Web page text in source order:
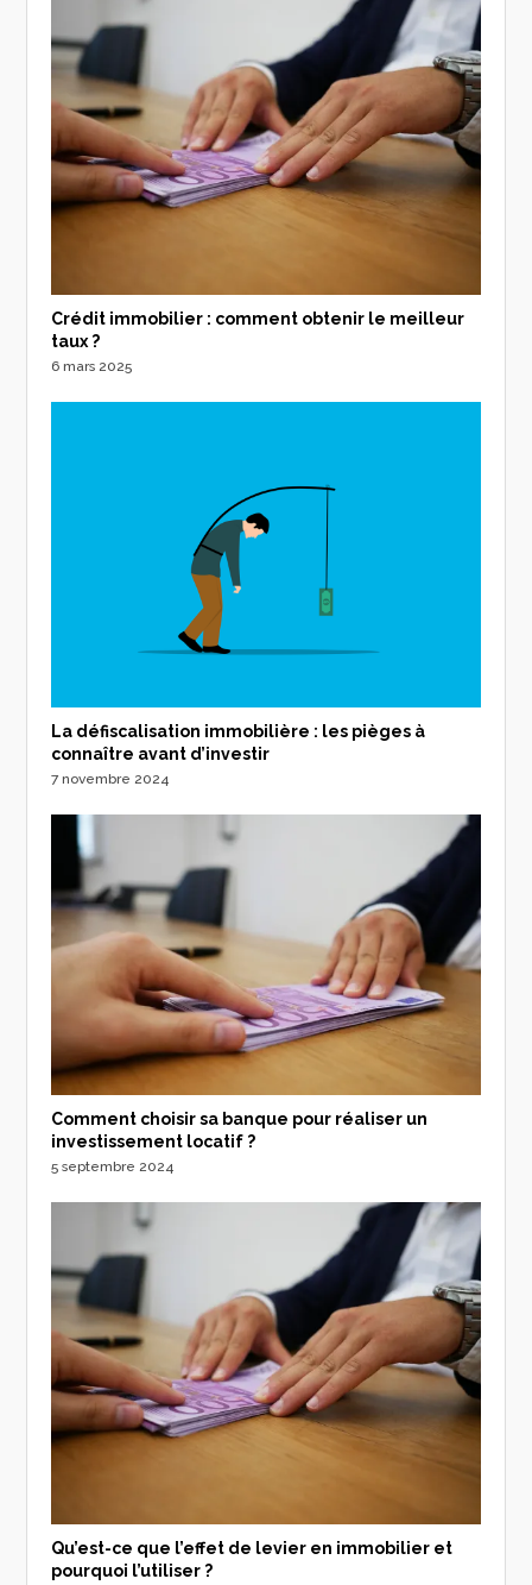
Crédit immobilier : comment obtenir le meilleur
taux ?
6 mars 2025
La défiscalisation immobilière : les pièges à
connaître avant d’investir
7 novembre 2024
Comment choisir sa banque pour réaliser un
investissement locatif ?
5 septembre 2024
Qu’est-ce que l’effet de levier en immobilier et
pourquoi l’utiliser ?